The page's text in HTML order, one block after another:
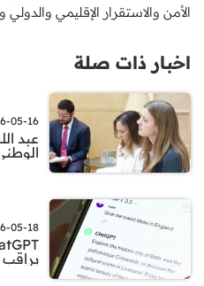
الأمن والاستقرار الإقليمي
اخبار ذات صلة
16 | 12:31
عبد
18 | 05:57
يراقب